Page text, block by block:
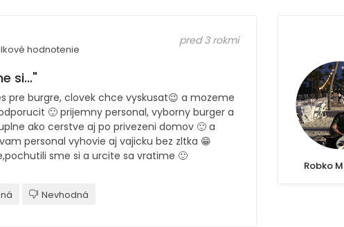
hodnotenie
pred 3 rokmi
si..."
pre burgre, clovek chce vyskusat😉 a mozeme
🙂 prijemny personal, vyborny burger a
ako cerstve aj po privezeni domov 🙂 a
personal vyhovie aj vajicku bez zltka 😁
sme si a urcite sa vratime 🙂
Nevhodná
Robko